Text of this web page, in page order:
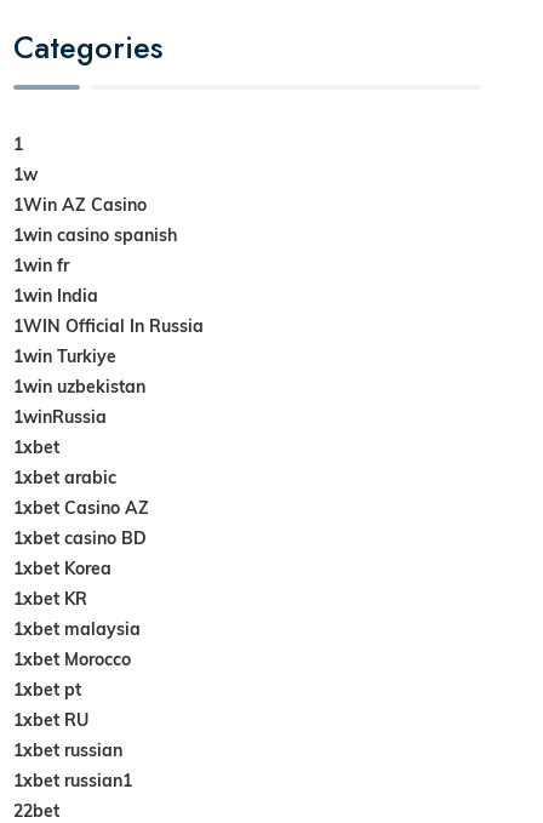
Categories
1
1w
1Win AZ Casino
1win casino spanish
1win fr
1win India
1WIN Official In Russia
1win Turkiye
1win uzbekistan
1winRussia
1xbet
1xbet arabic
1xbet Casino AZ
1xbet casino BD
1xbet Korea
1xbet KR
1xbet malaysia
1xbet Morocco
1xbet pt
1xbet RU
1xbet russian
1xbet russian1
22bet